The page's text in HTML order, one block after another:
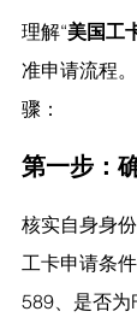
理解“美国工
准申请流程
骤：
第一步：
核实自身身
工卡申请条
589、是否为